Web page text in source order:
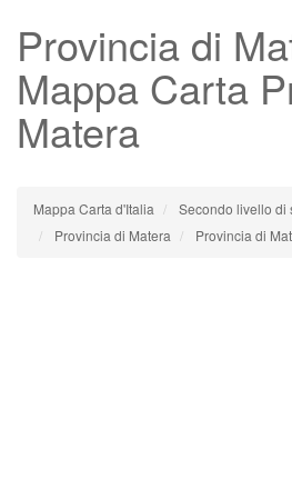
Provincia di
Mappa Carta
Matera
Mappa Carta d'Italia
Secondo livello di
Provincia di Matera
Provincia di